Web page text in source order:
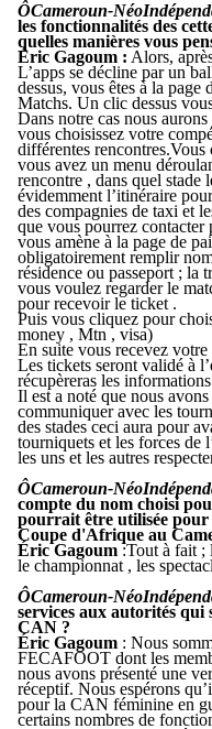
ÔCameroun-N
les fonctionnalités des
quelles manières vous
Éric Gagoum : Alors,
L’apps se décline par un
dessus, vous êtes à la page
Matchs. Un clic dessus
Dans notre cas nous
vous choisissez votre
différentes rencontres.Vous
vous avez un menu
rencontre , dans quel stade
évidemment l’itinéraire
des compagnies de taxi et
que vous pourrez
vous amène à la page de
obligatoirement remplir
résidence ou passeport ; la
vous voulez regarder le
pour recevoir le ticket .
Puis vous cliquez pour
money , Mtn , visa)
En suite vous recevez
Les tickets seront validé à
récupèreras les
Il est a noté que nous
communiquer avec les
des stades ceci aura pour
tourniquets et les forces de
les uns et les autres
ÔCameroun-N
compte du nom choisi
pourrait être utilisée pour
Coupe d'Afrique au
Éric Gagoum:Tout à fait ;
le championnat , les
ÔCameroun-N
services aux autorités
CAN ?
Éric Gagoum : Nous
FECAFOOT dont les
nous avons présenté une
réceptif. Nous espérons
pour la CAN féminine en
certains nombres de